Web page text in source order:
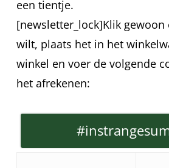
een tientje.
[newsletter_lock]Klik
wilt, plaats het in het
winkel en voer de volgende
het afrekenen: